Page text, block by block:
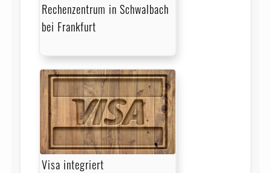
Rechenzentrum in Schwalbach
bei Frankfurt
Visa integriert